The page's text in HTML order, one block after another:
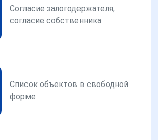
Согласие залогодержателя,
согласие собственника
Список объектов в свободной
форме